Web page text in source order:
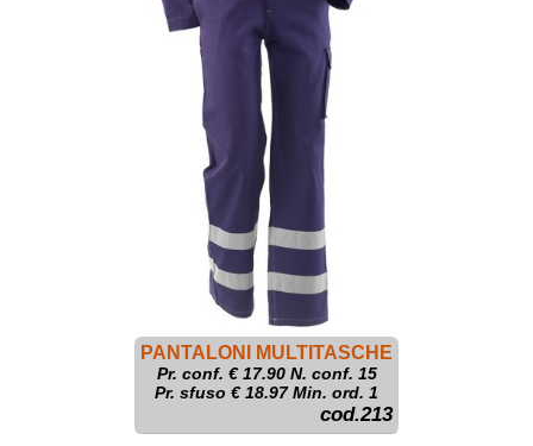
PANTALONI MULTITASCHE
Pr. conf. €17.90N. conf. 15
Pr. sfuso € 18.97 Min. ord. 1
cod.213